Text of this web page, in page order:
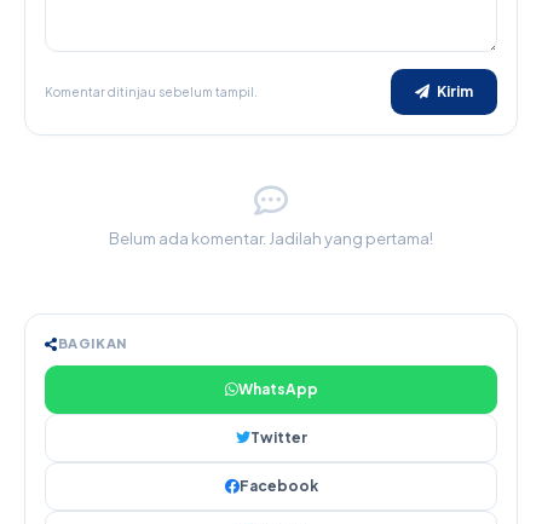
Komentar ditinjau sebelum tampil. Kirim
Belum ada komentar. Jadilah yang pertama!
BAGIKAN
WhatsApp
Twitter
Facebook